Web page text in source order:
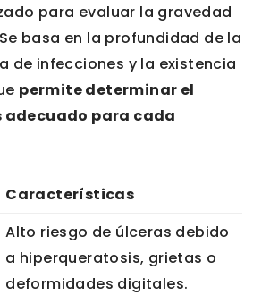
para evaluar la gravedad
basa en la profundidad de la
de infecciones y la existencia
permite determinar el
para cada
Características
Alto riesgo de úlceras debido
a hiperqueratosis, grietas o
deformidades digitales.